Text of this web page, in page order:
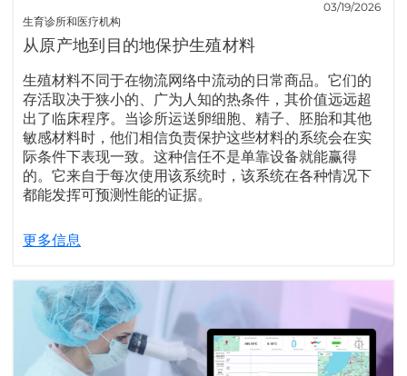
生育诊所和医疗机构
03/19/2026
从原产地到目的地保护生殖材料
生殖材料不同于在物流网络中流动的日常商品。它们的
存活取决于狭小的、广为人知的热条件，其价值远远超
出了临床程序。当诊所运送卵细胞、精子、胚胎和其他
敏感材料时，他们相信负责保护这些材料的系统会在实
际条件下表现一致。这种信任不是单靠设备就能赢得
的。它来自于每次使用该系统时，该系统在各种情况下
都能发挥可预测性能的证据。
更多信息